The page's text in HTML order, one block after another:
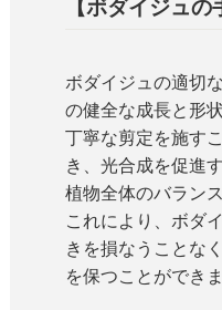
【ボダイジュの
ボダイジュの適切
の健全な成長と形
丁寧な剪定を施す
き、光合成を促進
植物全体のバラン
これにより、ボダ
きを損なうことな
を保つことができま